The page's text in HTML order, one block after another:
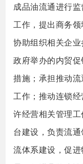
成品油流通进行
工作，提出商务
协助组织相关企
政府举办的内贸
措施；承担推动
工作；推动连锁
许经营相关管理
台建设，负责流
流体系建设，促